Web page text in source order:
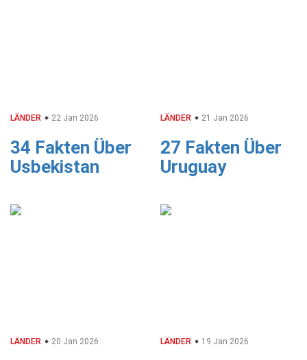
LÄNDER 22 Jan 2026
34 Fakten Über
Usbekistan
LÄNDER 21 Jan 2026
27 Fakten Über
Uruguay
LÄNDER 20 Jan 2026 LÄNDER 19 Jan 2026